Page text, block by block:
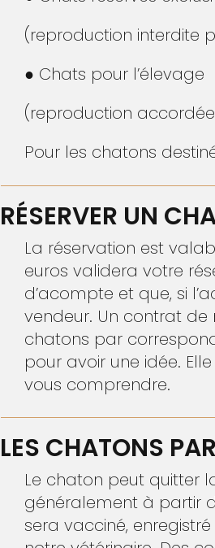
(reproduction interdite
● Chats pour l’élevage
(reproduction
Pour les chatons
RÉSERVER UN
La réservation est
euros validera votre
d’acompte et que, si
vendeur. Un contrat
chatons par
pour avoir une idée.
vous comprendre.
LES CHATONS
Le chaton peut quitter
généralement à partir
sera vacciné,